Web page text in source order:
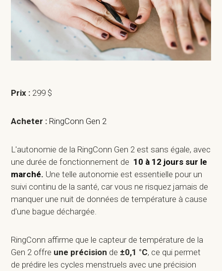
Prix : 299 $
Acheter : RingConn Gen 2
L'autonomie de la RingConn Gen 2 est sans égale, avec
une durée de fonctionnement de 10 à 12 jours sur le
marché. Une telle autonomie est essentielle pour un
suivi continu de la santé, car vous ne risquez jamais de
manquer une nuit de données de température à cause
d'une bague déchargée.
RingConn affirme que le capteur de température de la
Gen 2 offre une précision de ±0,1 °C, ce qui permet
de prédire les cycles menstruels avec une précision